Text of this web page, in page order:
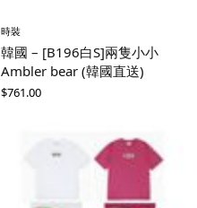
時裝
韓國 – [B196白S]兩隻小小
Ambler bear (韓國直送)
$761.00